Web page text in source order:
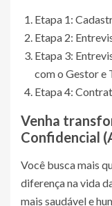
Etapa 1:
Etapa 2:
Etapa 3:
com o Gestor e
Etapa 4:
Venha
Confidencial
Você busca mais
diferença na vida
mais saudável e